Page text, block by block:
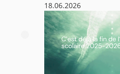
18.06.2026